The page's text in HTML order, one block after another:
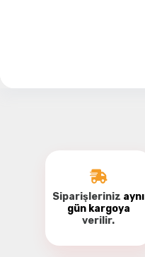
Siparişleriniz aynı
gün kargoya
verilir.